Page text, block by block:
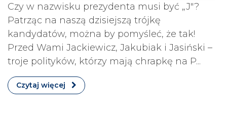
Czy w nazwisku prezydenta musi być „J"?
Patrząc na naszą dzisiejszą trójkę
kandydatów, można by pomyśleć, że tak!
Przed Wami Jackiewicz, Jakubiak i Jasiński –
troje polityków, którzy mają chrapkę na P...
Czytaj więcej